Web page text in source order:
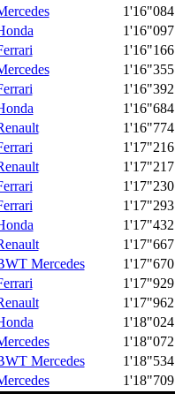
1'16"084
1'16"097
1'16"166
1'16"355
1'16"392
1'16"684
1'16"774
1'17"216
1'17"217
1'17"230
1'17"293
1'17"432
1'17"667
Mercedes 1'17"670
1'17"929
1'17"962
1'18"024
1'18"072
Mercedes 1'18"534
1'18"709